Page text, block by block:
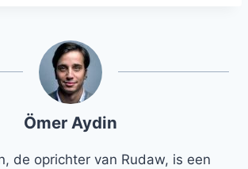
Ömer Aydin
de oprichter van Rudaw, is een